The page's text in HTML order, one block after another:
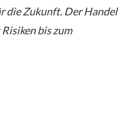
die Zukunft. Der Handel
bis zum